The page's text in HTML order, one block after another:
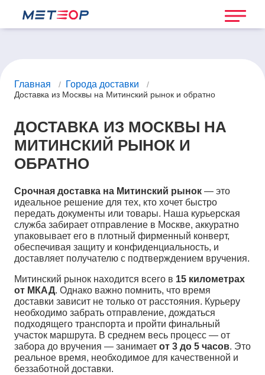
Главная / Города доставки
/
Доставка из Москвы на Митинский рынок и обратно
ДОСТАВКА ИЗ МОСКВЫ НА
МИТИНСКИЙ РЫНОК И
ОБРАТНО
Срочная доставка на Митинский рынок — это
идеальное решение для тех, кто хочет быстро
передать документы или товары. Наша курьерская
служба забирает отправление в Москве, аккуратно
упаковывает его в плотный фирменный конверт,
обеспечивая защиту и конфиденциальность, и
доставляет получателю с подтверждением вручения.
Митинский рынок находится всего в 15 километрах
от МКАД. Однако важно помнить, что время
доставки зависит не только от расстояния. Курьеру
необходимо забрать отправление, дождаться
подходящего транспорта и пройти финальный
участок маршрута. В среднем весь процесс — от
забора до вручения — занимает от 3 до 5 часов. Это
реальное время, необходимое для качественной и
беззаботной доставки.